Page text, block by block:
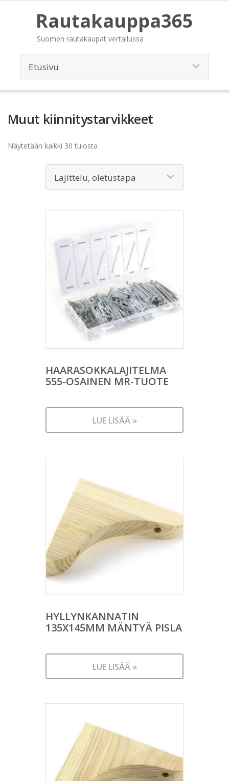
Rautakauppa365
Suomen rautakaupat vertailussa
Muut kiinnitystarvikkeet
Näytetään kaikki 30 tulosta
HAARASOKKALAJITELMA
555-OSAINEN MR-TUOTE
LUE LISÄÄ »
HYLLYNKANNATIN
135X145MM MÄNTYÄ PISLA
LUE LISÄÄ »